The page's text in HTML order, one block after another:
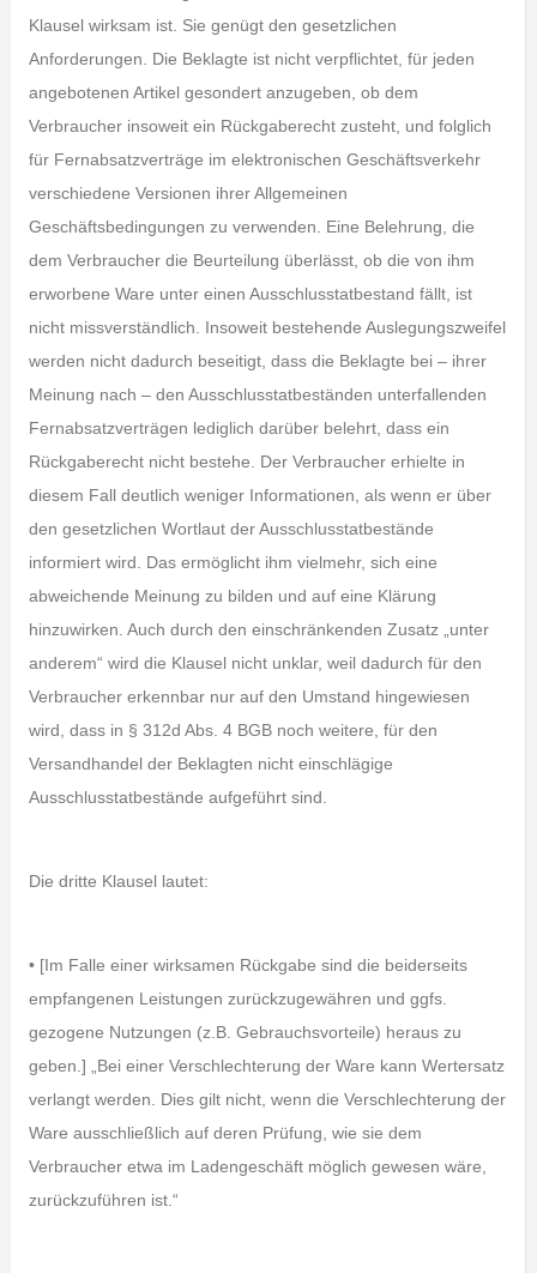
Klausel wirksam ist. Sie genügt den gesetzlichen
Anforderungen. Die Beklagte ist nicht verpflichtet, für jeden
angebotenen Artikel gesondert anzugeben, ob dem
Verbraucher insoweit ein Rückgaberecht zusteht, und folglich
für Fernabsatzverträge im elektronischen Geschäftsverkehr
verschiedene Versionen ihrer Allgemeinen
Geschäftsbedingungen zu verwenden. Eine Belehrung, die
dem Verbraucher die Beurteilung überlässt, ob die von ihm
erworbene Ware unter einen Ausschlusstatbestand fällt, ist
nicht missverständlich. Insoweit bestehende Auslegungszweifel
werden nicht dadurch beseitigt, dass die Beklagte bei – ihrer
Meinung nach – den Ausschlusstatbeständen unterfallenden
Fernabsatzverträgen lediglich darüber belehrt, dass ein
Rückgaberecht nicht bestehe. Der Verbraucher erhielte in
diesem Fall deutlich weniger Informationen, als wenn er über
den gesetzlichen Wortlaut der Ausschlusstatbestände
informiert wird. Das ermöglicht ihm vielmehr, sich eine
abweichende Meinung zu bilden und auf eine Klärung
hinzuwirken. Auch durch den einschränkenden Zusatz „unter
anderem“ wird die Klausel nicht unklar, weil dadurch für den
Verbraucher erkennbar nur auf den Umstand hingewiesen
wird, dass in § 312d Abs. 4 BGB noch weitere, für den
Versandhandel der Beklagten nicht einschlägige
Ausschlusstatbestände aufgeführt sind.
Die dritte Klausel lautet:
• [Im Falle einer wirksamen Rückgabe sind die beiderseits
empfangenen Leistungen zurückzugewähren und ggfs.
gezogene Nutzungen (z.B. Gebrauchsvorteile) heraus zu
geben.] „Bei einer Verschlechterung der Ware kann Wertersatz
verlangt werden. Dies gilt nicht, wenn die Verschlechterung der
Ware ausschließlich auf deren Prüfung, wie sie dem
Verbraucher etwa im Ladengeschäft möglich gewesen wäre,
zurückzuführen ist.“